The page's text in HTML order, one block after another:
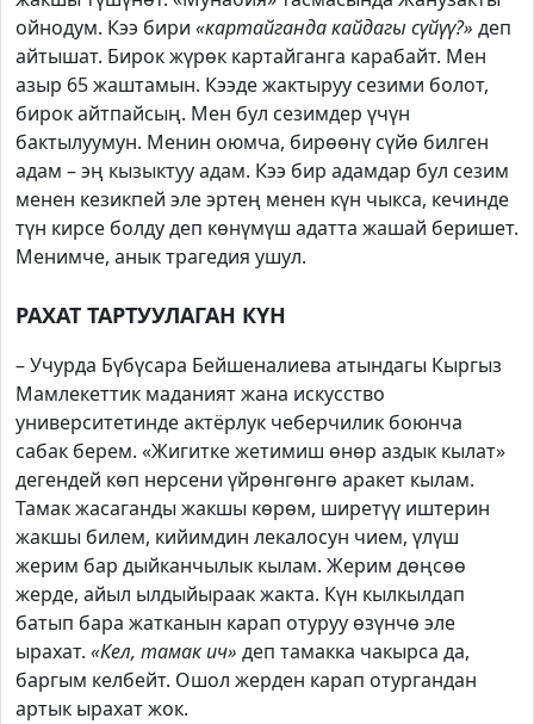
ойнодум. Кээ бири «картайганда кайдагы сүйүү?» деп
айтышат. Бирок жүрөк картайганга карабайт. Мен
азыр 65 жаштамын. Кээде жактыруу сезими болот,
бирок айтпайсың. Мен бул сезимдер үчүн
бактылуумун. Менин оюмча, бирөөнү сүйө билген
адам – эң кызыктуу адам. Кээ бир адамдар бул сезим
менен кезикпей эле эртең менен күн чыкса, кечинде
түн кирсе болду деп көнүмүш адатта жашай беришет.
Менимче, анык трагедия ушул.
РАХАТ ТАРТУУЛАГАН КҮН
– Учурда Бүбүсара Бейшеналиева атындагы Кыргыз
Мамлекеттик маданият жана искусство
университетинде актёрлук чеберчилик боюнча
сабак берем. «Жигитке жетимиш өнөр аздык кылат»
дегендей көп нерсени үйрөнгөнгө аракет кылам.
Тамак жасаганды жакшы көрөм, ширетүү иштерин
жакшы билем, кийимдин лекалосун чием, үлүш
жерим бар дыйканчылык кылам. Жерим дөңсөө
жерде, айыл ылдыйыраак жакта. Күн кылкылдап
батып бара жатканын карап отуруу өзүнчө эле
ырахат. «Кел, тамак ич» деп тамакка чакырса да,
баргым келбейт. Ошол жерден карап отургандан
артык ырахат жок.